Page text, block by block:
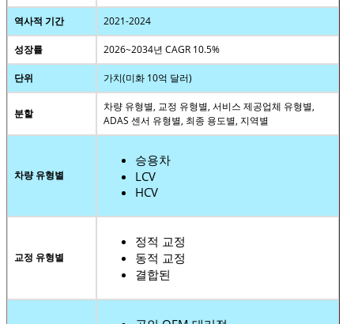
역사적 기간 2021-2024
성장률 2026~2034년 CAGR 10.5%
단위 가치(미화 10억 달러)
분할
차량 유형별, 교정 유형별, 서비스 제공업체 유형별,
ADAS 센서 유형별, 최종 용도별, 지역별
차량 유형별
승용차
LCV
HCV
교정 유형별
정적 교정
동적 교정
결합된